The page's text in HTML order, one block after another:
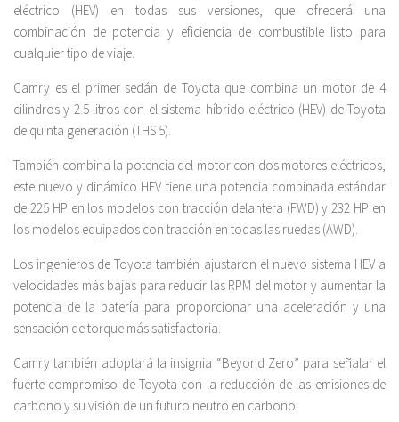
eléctrico (HEV) en todas sus versiones, que ofrecerá una
combinación de potencia y eficiencia de combustible listo para
cualquier tipo de viaje.
Camry es el primer sedán de Toyota que combina un motor de 4
cilindros y 2.5 litros con el sistema híbrido eléctrico (HEV) de Toyota
de quinta generación (THS 5).
También combina la potencia del motor con dos motores eléctricos,
este nuevo y dinámico HEV tiene una potencia combinada estándar
de 225 HP en los modelos con tracción delantera (FWD) y 232 HP en
los modelos equipados con tracción en todas las ruedas (AWD).
Los ingenieros de Toyota también ajustaron el nuevo sistema HEV a
velocidades más bajas para reducir las RPM del motor y aumentar la
potencia de la batería para proporcionar una aceleración y una
sensación de torque más satisfactoria.
Camry también adoptará la insignia “Beyond Zero” para señalar el
fuerte compromiso de Toyota con la reducción de las emisiones de
carbono y su visión de un futuro neutro en carbono.